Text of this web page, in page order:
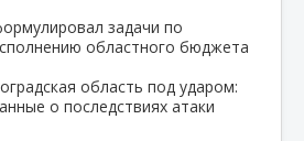
задачи по
областного бюджета
область под ударом:
о последствиях атаки